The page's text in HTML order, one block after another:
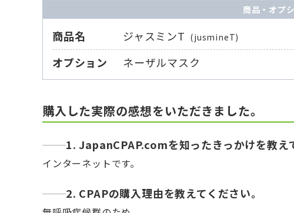
商品・オプ
商品名 ジャスミンT (jusmineT)
オプション ネーザルマスク
購入した実際の感想をいただきました。
1. JapanCPAP.comを知ったきっかけを教え
インターネットです。
2. CPAPの購入理由を教えてください。